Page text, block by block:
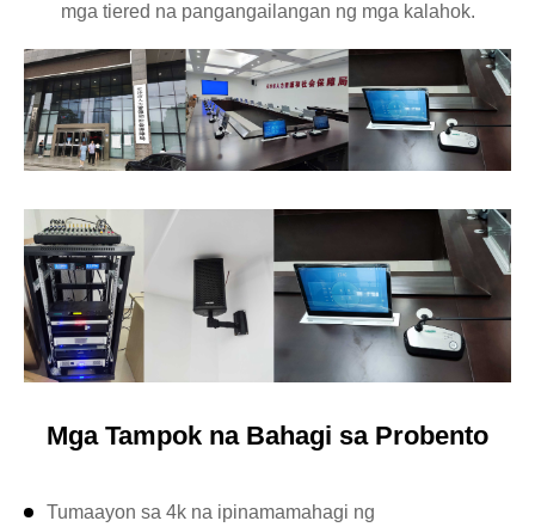
mga tiered na pangangailangan ng mga kalahok.
Mga Tampok na Bahagi sa Probento
Tumaayon sa 4k na ipinamamahagi ng